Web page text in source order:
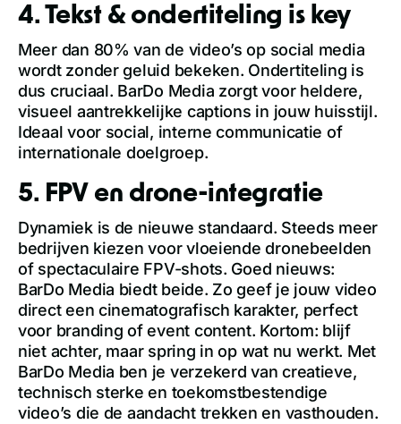
4. Tekst & ondertiteling is key
Meer dan 80% van de video’s op social media
wordt zonder geluid bekeken. Ondertiteling is
dus cruciaal. BarDo Media zorgt voor heldere,
visueel aantrekkelijke captions in jouw huisstijl.
Ideaal voor social, interne communicatie of
internationale doelgroep.
5. FPV en drone-integratie
Dynamiek is de nieuwe standaard. Steeds meer
bedrijven kiezen voor vloeiende dronebeelden
of spectaculaire FPV-shots. Goed nieuws:
BarDo Media biedt beide. Zo geef je jouw video
direct een cinematografisch karakter, perfect
voor branding of event content. Kortom: blijf
niet achter, maar spring in op wat nu werkt. Met
BarDo Media ben je verzekerd van creatieve,
technisch sterke en toekomstbestendige
video’s die de aandacht trekken en vasthouden.